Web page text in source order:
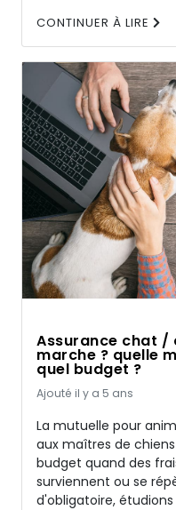
CONTINUER À LIRE
Assurance chat /
marche ? quelle
quel budget ?
Ajouté il y a 5 ans
La mutuelle pour
aux maîtres de
budget quand des
surviennent ou se
d'obligatoire,